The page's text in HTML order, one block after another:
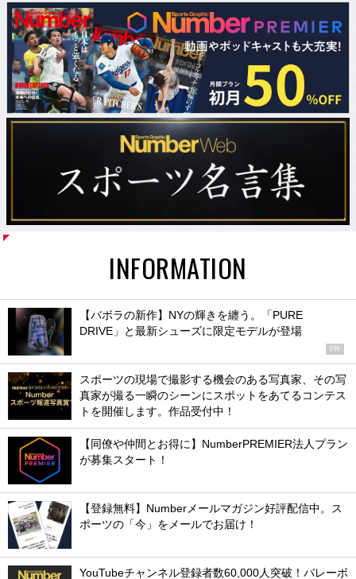
INFORMATION
【バボラの新作】NYの輝きを纏う。「PURE
DRIVE」と最新シューズに限定モデルが登場
PR
スポーツの現場で撮影する機会のある写真家、その写
真家が撮る一瞬のシーンにスポットをあてるコンテス
トを開催します。作品受付中！
【同僚や仲間とお得に】NumberPREMIER法人プラン
が募集スタート！
【登録無料】Numberメールマガジン好評配信中。ス
ポーツの「今」をメールでお届け！
YouTubeチャンネル登録者数60,000人突破！バレーボ